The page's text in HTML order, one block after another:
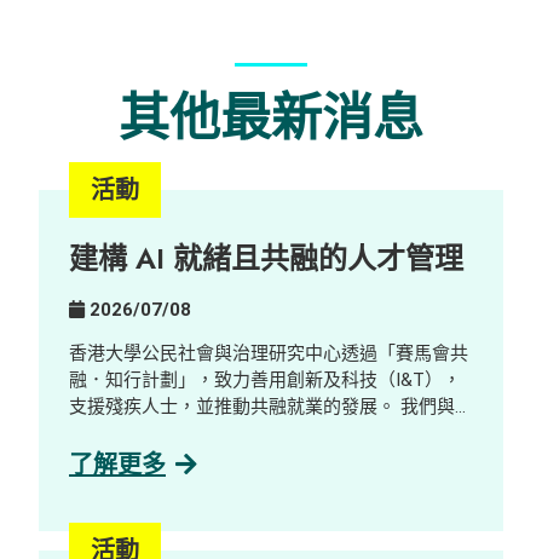
其他最新消息
活動
建構 AI 就緒且共融的人才管理
2026/07/08
香港大學公民社會與治理研究中心透過「賽馬會共
融．知行計劃」，致力善用創新及科技（I&T），
支援殘疾人士，並推動共融就業的發展。 我們與數
合作，舉辦了一場工作體驗及探索工作坊，對象包
如何重塑工作設計與技能需求，並探索其在促進共
了解更多
活動